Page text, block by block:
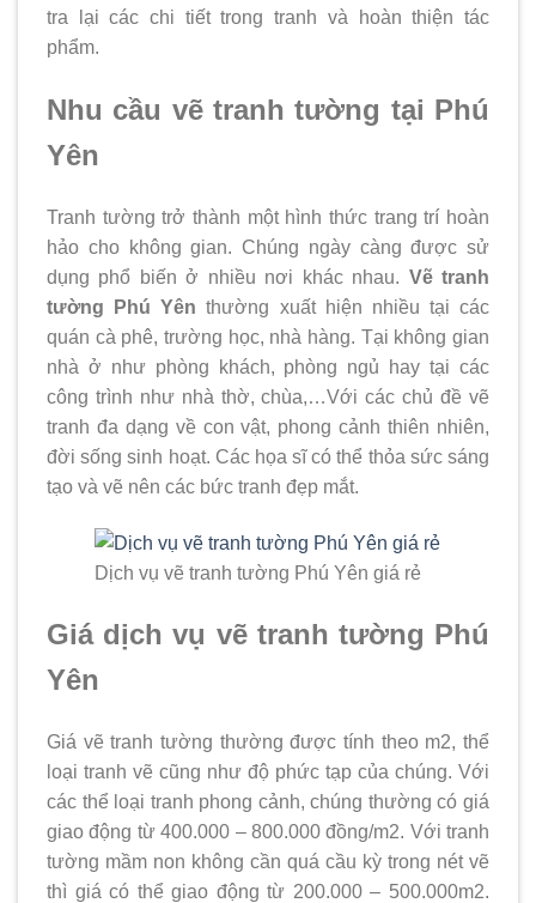
tra lại các chi tiết trong tranh và hoàn thiện tác
phẩm.
Nhu cầu vẽ tranh tường tại Phú
Yên
Tranh tường trở thành một hình thức trang trí hoàn
hảo cho không gian. Chúng ngày càng được sử
dụng phổ biến ở nhiều nơi khác nhau. Vẽ tranh
tường Phú Yên thường xuất hiện nhiều tại các
quán cà phê, trường học, nhà hàng. Tại không gian
nhà ở như phòng khách, phòng ngủ hay tại các
công trình như nhà thờ, chùa,…Với các chủ đề vẽ
tranh đa dạng về con vật, phong cảnh thiên nhiên,
đời sống sinh hoạt. Các họa sĩ có thể thỏa sức sáng
tạo và vẽ nên các bức tranh đẹp mắt.
Dịch vụ vẽ tranh tường Phú Yên giá rẻ
Giá dịch vụ vẽ tranh tường Phú
Yên
Giá vẽ tranh tường thường được tính theo m2, thể
loại tranh vẽ cũng như độ phức tạp của chúng. Với
các thể loại tranh phong cảnh, chúng thường có giá
giao động từ 400.000 – 800.000 đồng/m2. Với tranh
tường mầm non không cần quá cầu kỳ trong nét vẽ
thì giá có thể giao động từ 200.000 – 500.000m2.